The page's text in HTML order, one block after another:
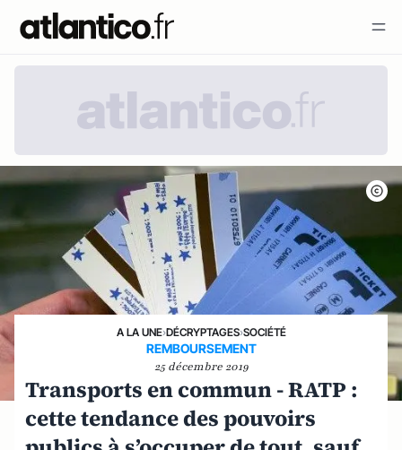
A LA UNE›DÉCRYPTAGES›SOCIÉTÉ
REMBOURSEMENT
25 décembre 2019
Transports en commun - RATP :
cette tendance des pouvoirs